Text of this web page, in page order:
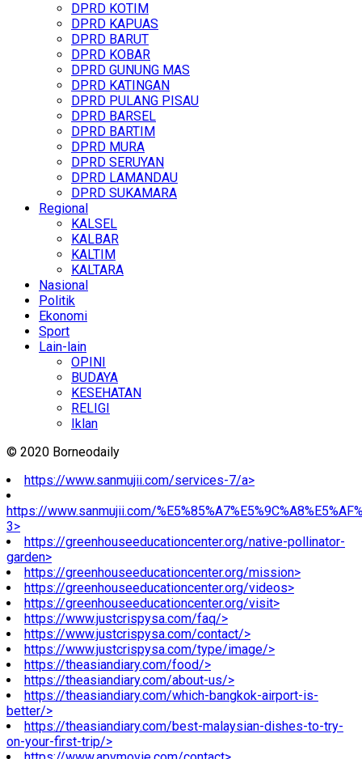
DPRD KOTIM
DPRD KAPUAS
DPRD BARUT
DPRD KOBAR
DPRD GUNUNG MAS
DPRD KATINGAN
DPRD PULANG PISAU
DPRD BARSEL
DPRD BARTIM
DPRD MURA
DPRD SERUYAN
DPRD LAMANDAU
DPRD SUKAMARA
Regional
KALSEL
KALBAR
KALTIM
KALTARA
Nasional
Politik
Ekonomi
Sport
Lain-lain
OPINI
BUDAYA
KESEHATAN
RELIGI
Iklan
© 2020 Borneodaily
https://www.sanmujii.com/services-7/a>
https://www.sanmujii.com/
3>
https://greenhouseeducationcenter.org/native-pollinator-
garden>
https://greenhouseeducationcenter.org/mission>
https://greenhouseeducationcenter.org/videos>
https://greenhouseeducationcenter.org/visit>
https://www.justcrispysa.com/faq/>
https://www.justcrispysa.com/contact/>
https://www.justcrispysa.com/type/image/>
https://theasiandiary.com/food/>
https://theasiandiary.com/about-us/>
https://theasiandiary.com/which-bangkok-airport-is-
better/>
https://theasiandiary.com/best-malaysian-dishes-to-try-
on-your-first-trip/>